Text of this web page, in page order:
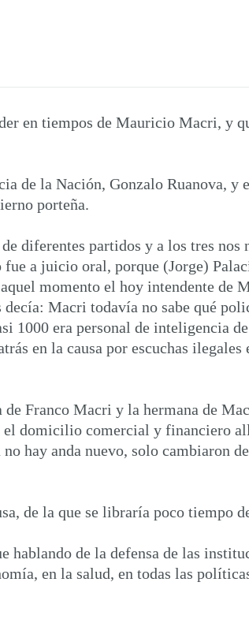
en tiempos de Mauricio Macri, y
de la Nación, Gonzalo Ruanova, y
porteña.
diferentes partidos y a los tres nos
fue a juicio oral, porque (Jorge)
momento el hoy intendente de
Macri todavía no sabe qué
1000 era personal de inteligencia
en la causa por escuchas ilegales
de Franco Macri y la hermana de
el domicilio comercial y financiero
hay anda nuevo, solo cambiaron
de la que se libraría poco tiempo
hablando de la defensa de las
en la salud, en todas las